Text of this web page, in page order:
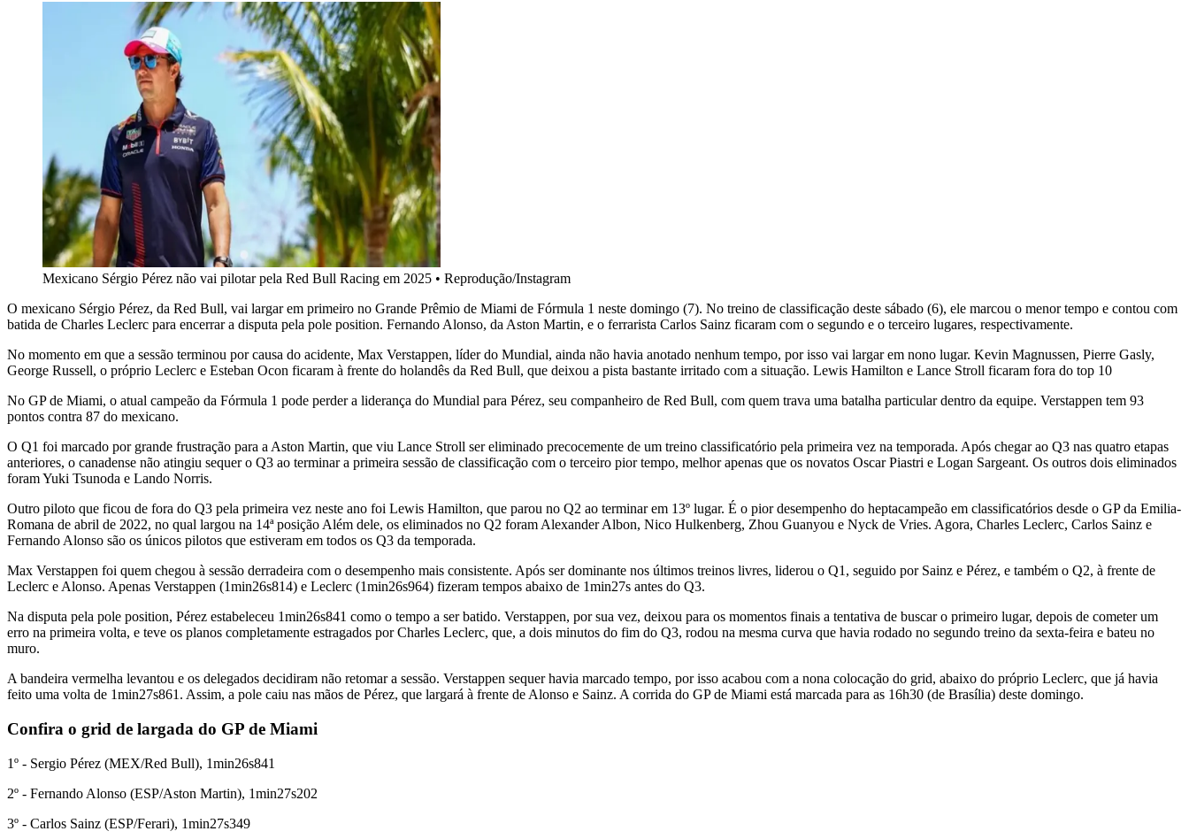
Mexicano Sérgio Pérez não vai pilotar pela Red Bull Racing em 2025 • Reprodução/Instagram
O mexicano Sérgio Pérez, da Red Bull, vai largar em primeiro no Grande Prêmio de Miami de Fórmula 1 neste domingo (7). No treino de classificação deste sábado (6), ele marcou o menor tempo e contou com
batida de Charles Leclerc para encerrar a disputa pela pole position. Fernando Alonso, da Aston Martin, e o ferrarista Carlos Sainz ficaram com o segundo e o terceiro lugares, respectivamente.
No momento em que a sessão terminou por causa do acidente, Max Verstappen, líder do Mundial, ainda não havia anotado nenhum tempo, por isso vai largar em nono lugar. Kevin Magnussen, Pierre Gasly,
George Russell, o próprio Leclerc e Esteban Ocon ficaram à frente do holandês da Red Bull, que deixou a pista bastante irritado com a situação. Lewis Hamilton e Lance Stroll ficaram fora do top 10
No GP de Miami, o atual campeão da Fórmula 1 pode perder a liderança do Mundial para Pérez, seu companheiro de Red Bull, com quem trava uma batalha particular dentro da equipe. Verstappen tem 93
pontos contra 87 do mexicano.
O Q1 foi marcado por grande frustração para a Aston Martin, que viu Lance Stroll ser eliminado precocemente de um treino classificatório pela primeira vez na temporada. Após chegar ao Q3 nas quatro etapas
anteriores, o canadense não atingiu sequer o Q3 ao terminar a primeira sessão de classificação com o terceiro pior tempo, melhor apenas que os novatos Oscar Piastri e Logan Sargeant. Os outros dois eliminados
foram Yuki Tsunoda e Lando Norris.
Outro piloto que ficou de fora do Q3 pela primeira vez neste ano foi Lewis Hamilton, que parou no Q2 ao terminar em 13º lugar. É o pior desempenho do heptacampeão em classificatórios desde o GP da Emilia-
Romana de abril de 2022, no qual largou na 14ª posição Além dele, os eliminados no Q2 foram Alexander Albon, Nico Hulkenberg, Zhou Guanyou e Nyck de Vries. Agora, Charles Leclerc, Carlos Sainz e
Fernando Alonso são os únicos pilotos que estiveram em todos os Q3 da temporada.
Max Verstappen foi quem chegou à sessão derradeira com o desempenho mais consistente. Após ser dominante nos últimos treinos livres, liderou o Q1, seguido por Sainz e Pérez, e também o Q2, à frente de
Leclerc e Alonso. Apenas Verstappen (1min26s814) e Leclerc (1min26s964) fizeram tempos abaixo de 1min27s antes do Q3.
Na disputa pela pole position, Pérez estabeleceu 1min26s841 como o tempo a ser batido. Verstappen, por sua vez, deixou para os momentos finais a tentativa de buscar o primeiro lugar, depois de cometer um
erro na primeira volta, e teve os planos completamente estragados por Charles Leclerc, que, a dois minutos do fim do Q3, rodou na mesma curva que havia rodado no segundo treino da sexta-feira e bateu no
muro.
A bandeira vermelha levantou e os delegados decidiram não retomar a sessão. Verstappen sequer havia marcado tempo, por isso acabou com a nona colocação do grid, abaixo do próprio Leclerc, que já havia
feito uma volta de 1min27s861. Assim, a pole caiu nas mãos de Pérez, que largará à frente de Alonso e Sainz. A corrida do GP de Miami está marcada para as 16h30 (de Brasília) deste domingo.
Confira o grid de largada do GP de Miami
1º - Sergio Pérez (MEX/Red Bull), 1min26s841
2º - Fernando Alonso (ESP/Aston Martin), 1min27s202
3º - Carlos Sainz (ESP/Ferari), 1min27s349